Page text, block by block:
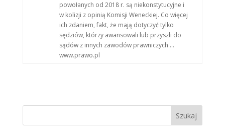
powołanych od 2018 r. są niekonstytucyjne i
w kolizji z opinią Komisji Weneckiej. Co więcej
ich zdaniem, fakt, że mają dotyczyć tylko
sędziów, którzy awansowali lub przyszli do
sądów z innych zawodów prawniczych …
www.prawo.pl
Szukaj